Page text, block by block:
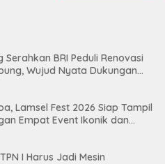
Serahkan BRI Peduli Renovasi
Wujud Nyata Dukungan
Lamsel Fest 2026 Siap Tampil
Empat Event Ikonik dan
I Harus Jadi Mesin